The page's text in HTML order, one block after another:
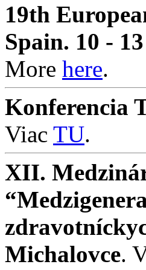
19th
Spain. 10 -
More here.
Konferencia
Viac TU.
XII.
Michalovce.